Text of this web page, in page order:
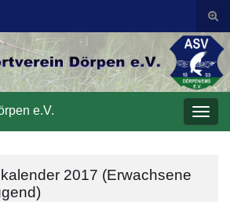
e.V.
2017 (Erwachsene